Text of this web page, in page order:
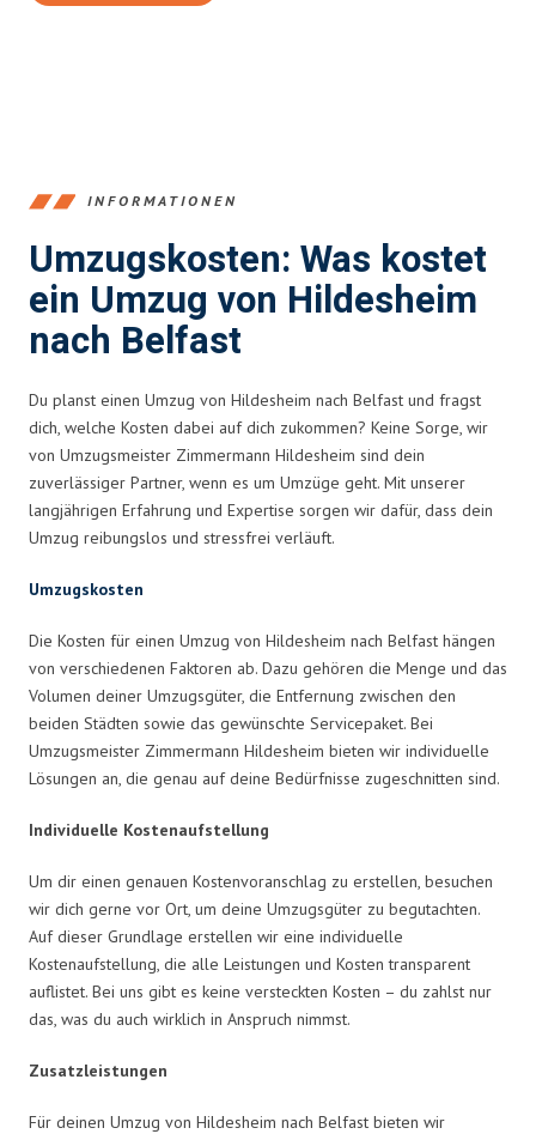
INFORMATIONEN
Umzugskosten: Was kostet
ein Umzug von Hildesheim
nach Belfast
Du planst einen Umzug von Hildesheim nach Belfast und fragst
dich, welche Kosten dabei auf dich zukommen? Keine Sorge, wir
von Umzugsmeister Zimmermann Hildesheim sind dein
zuverlässiger Partner, wenn es um Umzüge geht. Mit unserer
langjährigen Erfahrung und Expertise sorgen wir dafür, dass dein
Umzug reibungslos und stressfrei verläuft.
Umzugskosten
Die Kosten für einen Umzug von Hildesheim nach Belfast hängen
von verschiedenen Faktoren ab. Dazu gehören die Menge und das
Volumen deiner Umzugsgüter, die Entfernung zwischen den
beiden Städten sowie das gewünschte Servicepaket. Bei
Umzugsmeister Zimmermann Hildesheim bieten wir individuelle
Lösungen an, die genau auf deine Bedürfnisse zugeschnitten sind.
Individuelle Kostenaufstellung
Um dir einen genauen Kostenvoranschlag zu erstellen, besuchen
wir dich gerne vor Ort, um deine Umzugsgüter zu begutachten.
Auf dieser Grundlage erstellen wir eine individuelle
Kostenaufstellung, die alle Leistungen und Kosten transparent
auflistet. Bei uns gibt es keine versteckten Kosten – du zahlst nur
das, was du auch wirklich in Anspruch nimmst.
Zusatzleistungen
Für deinen Umzug von Hildesheim nach Belfast bieten wir